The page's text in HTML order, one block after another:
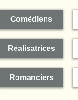
Comédiens
Réalisatrices
Romanciers